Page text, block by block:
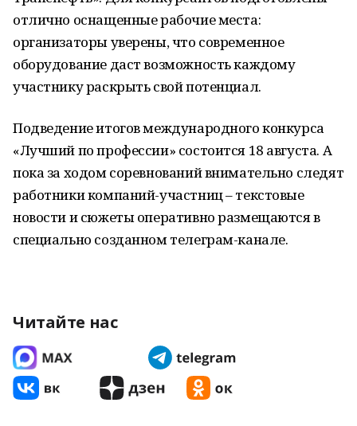
отлично оснащенные рабочие места:
организаторы уверены, что современное
оборудование даст возможность каждому
участнику раскрыть свой потенциал.
Подведение итогов международного конкурса
«Лучший по профессии» состоится 18 августа. А
пока за ходом соревнований внимательно следят
работники компаний-участниц – текстовые
новости и сюжеты оперативно размещаются в
специально созданном телеграм-канале.
Читайте нас